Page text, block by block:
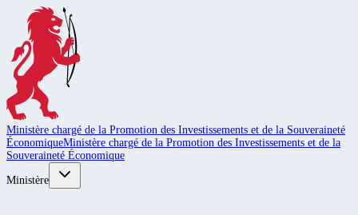
Ministère chargé de la Promotion des Investissements et de la Souveraineté
ÉconomiqueMinistère chargé de la Promotion des Investissements et de la
Souveraineté Économique
Ministère